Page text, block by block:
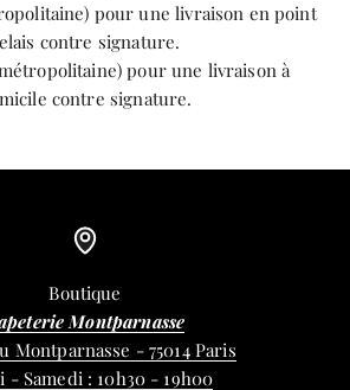
pour une livraison en point
contre signature.
pour une livraison à
contre signature.
Boutique
Montparnasse
Montparnasse - 75014 Paris
- Samedi : 10h30 - 19h00